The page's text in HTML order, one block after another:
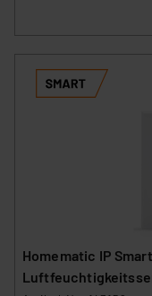
Homematic IP